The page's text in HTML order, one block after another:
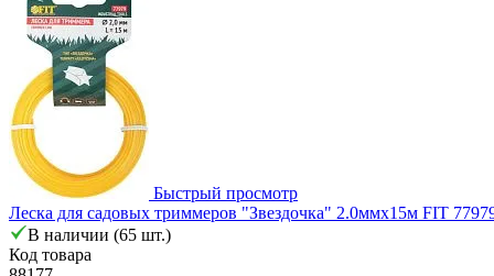
Быстрый просмотр
Леска для садовых триммеров "Звездочка" 2.0ммх15м FIT
В наличии (65 шт.)
Код товара